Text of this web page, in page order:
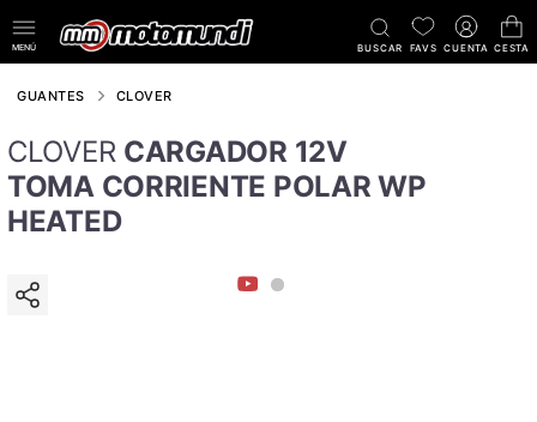
MENÚ BUSCAR FAVS CUENTA CESTA
GUANTES CLOVER
CLOVER CARGADOR 12V
TOMA CORRIENTE POLAR WP
HEATED